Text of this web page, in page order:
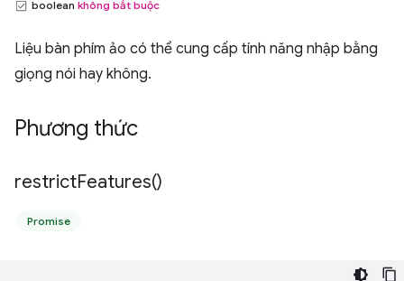
boolean không bắt buộc
Liệu bàn phím ảo có thể cung cấp tính năng nhập bằng
giọng nói hay không.
Phương thức
restrictFeatures()
Promise